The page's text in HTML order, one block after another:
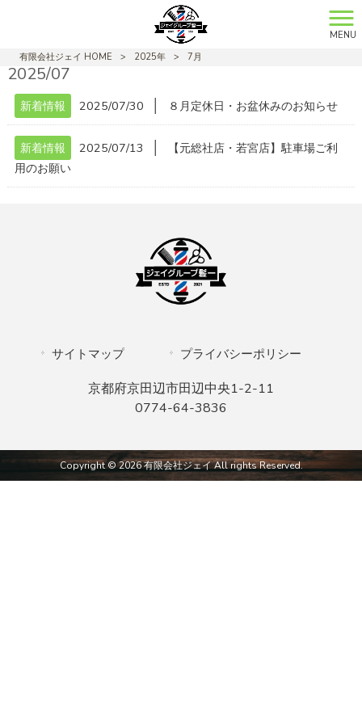
MENU
有限会社ジェイ HOME
> 2025年 > 7月
2025/07
新着情報 2025/07/30 ８月定休日・お盆休みのお知らせ
新着情報 2025/07/13
【元総社店・若宮店】駐車場ご利
用のお願い
サイトマップ プライバシーポリシー
京都府京田辺市田辺中央1-2-11
0774-64-3836
Copyright © 2026 有限会社ジェイ All rights Reserved.